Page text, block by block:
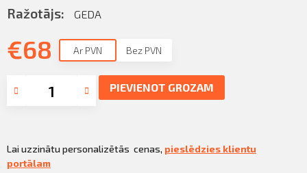
KLIENTU PORTĀLS
KĻŪT PAR KLIENTU
Ražotājs: GEDA
€68 Ar PVN Bez PVN
PIEVIENOT GROZAM
Lai uzzinātu personalizētās cenas, pieslēdzies klientu
portālam